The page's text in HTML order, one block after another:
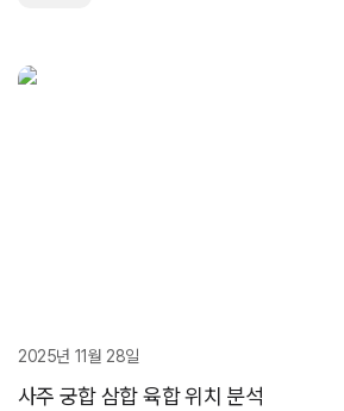
2025년 11월 28일
사주 궁합 삼합 육합 위치 분석